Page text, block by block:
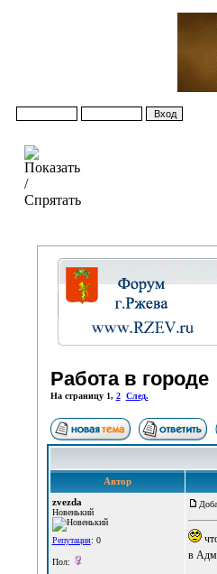
Работа в городе
На страницу 1, 2 След.
Автор
zvezda
Новенький
Репутация: 0
Пол:
в